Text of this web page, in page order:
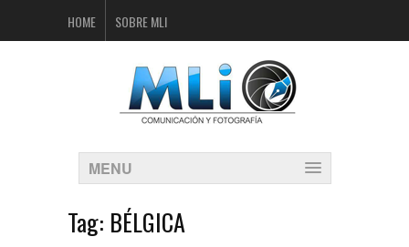
HOME SOBRE MLI
MENU
Tag: BÉLGICA